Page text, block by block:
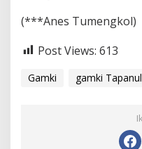
(***Anes Tumengkol)
Post Views: 613
Gamki gamki